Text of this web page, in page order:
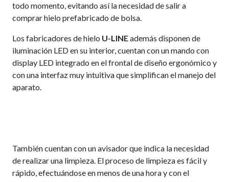
todo momento, evitando así la necesidad de salir a
comprar hielo prefabricado de bolsa.
Los fabricadores de hielo U-LINEademás disponen de
iluminación LED en su interior, cuentan con un mando con
display LED integrado en el frontal de diseño ergonómico y
con una interfaz muy intuitiva que simplifican el manejo del
aparato.
También cuentan con un avisador que indica la necesidad
de realizar una limpieza. El proceso de limpieza es fácil y
rápido, efectuándose en menos de una hora y con el